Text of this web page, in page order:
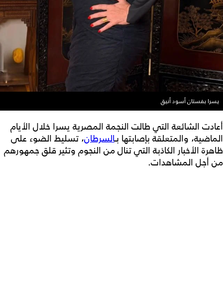
يسرا بفستان أسود أنيق
أعادت الشائعة التي طالت النجمة المصرية يسرا خلال الأيام
الماضية، والمتعلقة بإصابتها بـالسرطان، تسليط الضوء على
ظاهرة الأخبار الكاذبة التي تنال من النجوم وتثير قلق جمهورهم
من أجل المشاهدات.